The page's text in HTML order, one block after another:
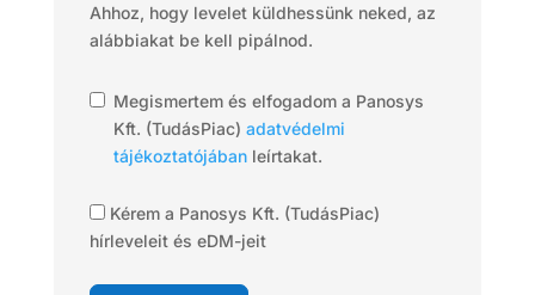
Ahhoz, hogy levelet küldhessünk neked, az
alábbiakat be kell pipálnod.
Megismertem és elfogadom a Panosys
Kft. (TudásPiac) adatvédelmi
tájékoztatójábanleírtakat.
Kérem a Panosys Kft. (TudásPiac)
hírleveleit és eDM-jeit